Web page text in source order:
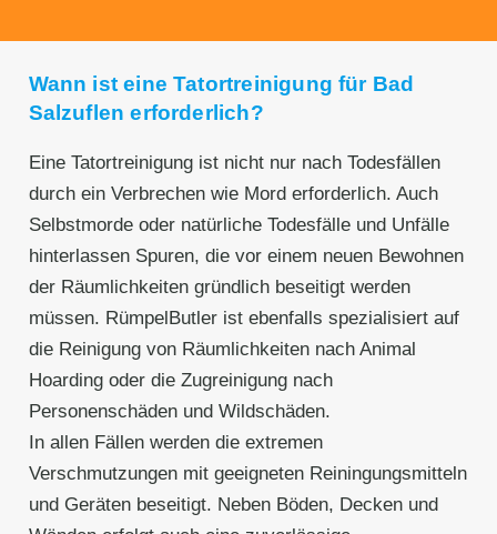
Wann ist eine Tatortreinigung für Bad
Salzuflen erforderlich?
Eine Tatortreinigung ist nicht nur nach Todesfällen
durch ein Verbrechen wie Mord erforderlich. Auch
Selbstmorde oder natürliche Todesfälle und Unfälle
hinterlassen Spuren, die vor einem neuen Bewohnen
der Räumlichkeiten gründlich beseitigt werden
müssen. RümpelButler ist ebenfalls spezialisiert auf
die Reinigung von Räumlichkeiten nach Animal
Hoarding oder die Zugreinigung nach
Personenschäden und Wildschäden.
In allen Fällen werden die extremen
Verschmutzungen mit geeigneten Reiningungsmitteln
und Geräten beseitigt. Neben Böden, Decken und